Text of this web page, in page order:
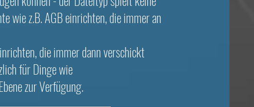
wie z.B. AGB einrichten, die immer an
die immer dann verschickt
für Dinge wie
zur Verfügung.​